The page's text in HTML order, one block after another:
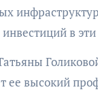
в
ее высокий